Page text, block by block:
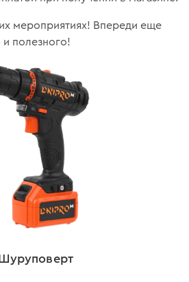
мероприятиях! Впереди еще
полезного!